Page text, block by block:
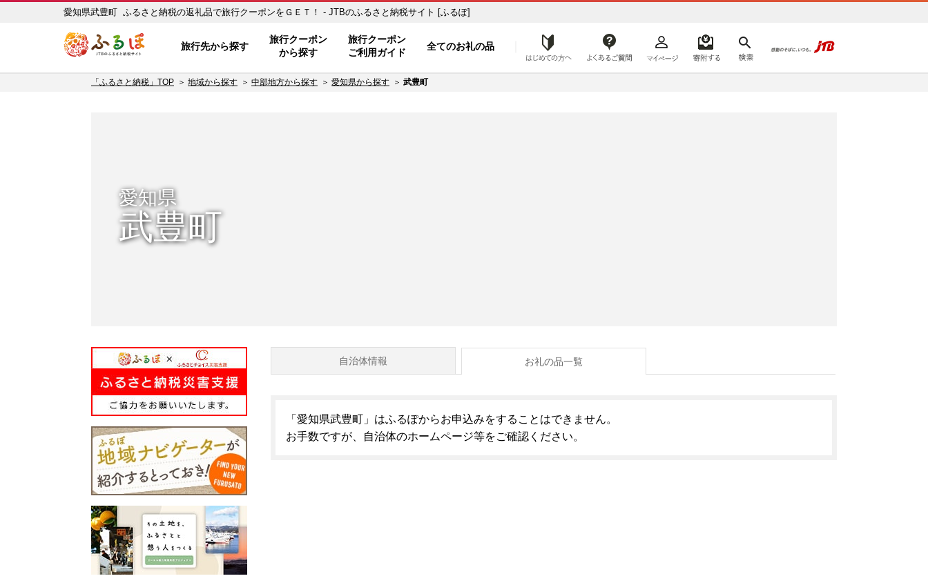
愛知県武豊町 ふるさと納税の返礼品で旅行クーポンをＧＥＴ！ - JTBのふるさと納税サイト [ふるぽ]
旅行先から探す
旅行クーポン
から探す
旅行クーポン
ご利用ガイド
全てのお礼の品 はじめての方へ
「ふるさと納税」TOP 地域から探す 中部地方から探す 愛知県から探す 武豊町
愛知県
武豊町
自治体情報 お礼の品一覧
「愛知県武豊町」はふるぽからお申込みをすることはできません。
お手数ですが、自治体のホームページ等をご確認ください。